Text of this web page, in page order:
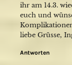
ihr am 14.3.
euch und
liebe Grüsse,
Antworten